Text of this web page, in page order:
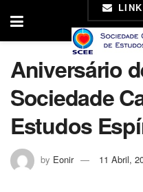
Aniversário
Sociedade
Estudos
by Eonir 11 Abril,